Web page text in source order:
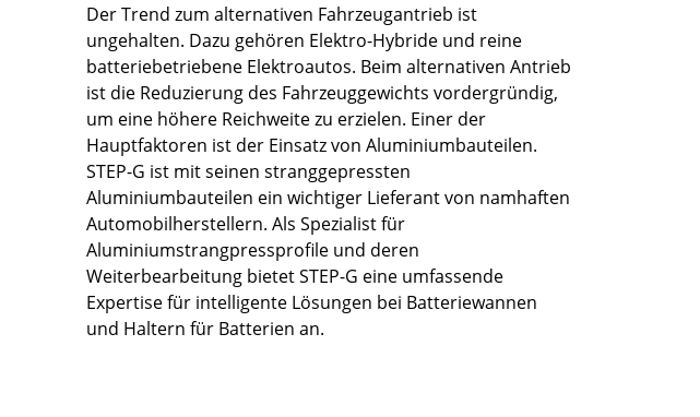
Der Trend zum alternativen Fahrzeugantrieb ist
ungehalten. Dazu gehören Elektro-Hybride und reine
batteriebetriebene Elektroautos. Beim alternativen Antrieb
ist die Reduzierung des Fahrzeuggewichts vordergründig,
um eine höhere Reichweite zu erzielen. Einer der
Hauptfaktoren ist der Einsatz von Aluminiumbauteilen.
STEP-G ist mit seinen stranggepressten
Aluminiumbauteilen ein wichtiger Lieferant von namhaften
Automobilherstellern. Als Spezialist für
Aluminiumstrangpressprofile und deren
Weiterbearbeitung bietet STEP-G eine umfassende
Expertise für intelligente Lösungen bei Batteriewannen
und Haltern für Batterien an.